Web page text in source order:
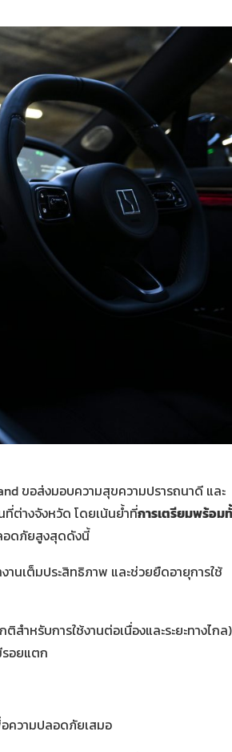
ขอส่งมอบความสุขความปรารถนาดี และ
ที่ต่างจังหวัด โดยเน้นย้ำที่การเตรียมพร้อม
อดภัยสูงสุดดังนี้
านเต็มประสิทธิภาพ และช่วยยืดอายุการใช้
ำหรับการใช้งานต่อเนื่องและระยะทางไกล)
อยแตก
อความปลอดภัยเสมอ